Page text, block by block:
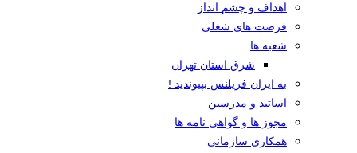
اهداف و چشم انداز
فرصت های شغلی
شعبه ها
شرق استان تهران
به ایران فریلنس بپیوندید !
اساتید و مدرسین
مجوز ها و گواهی نامه ها
همکاری سازمانی